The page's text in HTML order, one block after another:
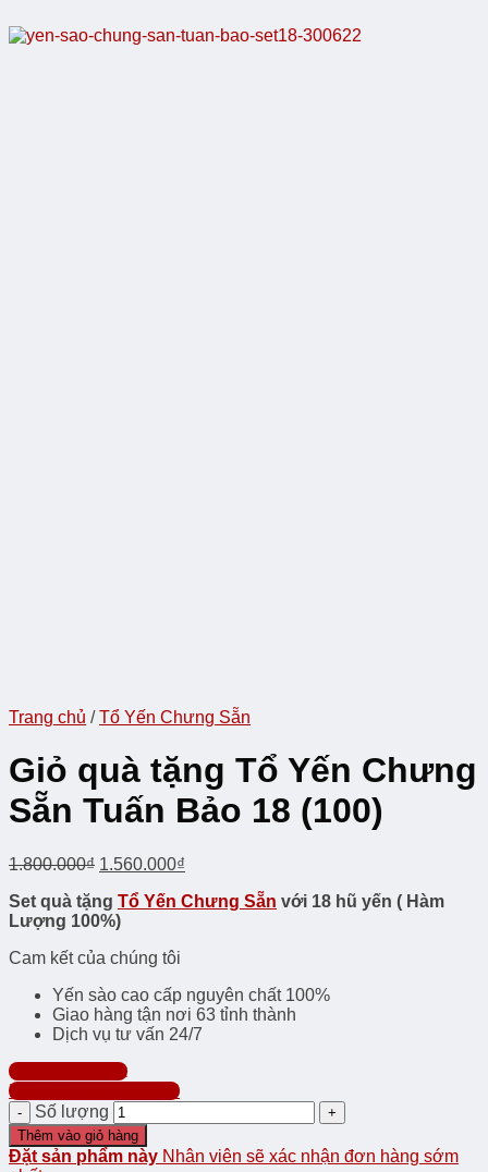
Trang chủ / Tổ Yến Chưng Sẵn
Giỏ quà tặng Tổ Yến Chưng
Sẵn Tuấn Bảo 18 (100)
1.800.000₫ 1.560.000₫
Set quà tặng Tổ Yến Chưng Sẵn với 18 hũ yến ( Hàm
Lượng 100%)
Cam kết của chúng tôi
Yến sào cao cấp nguyên chất 100%
Giao hàng tận nơi 63 tỉnh thành
Dịch vụ tư vấn 24/7
Chat Facebook
Hotline: 0357.999.998
Số lượng
Thêm vào giỏ hàng
Đặt sản phẩm này Nhân viên sẽ xác nhận đơn hàng sớm